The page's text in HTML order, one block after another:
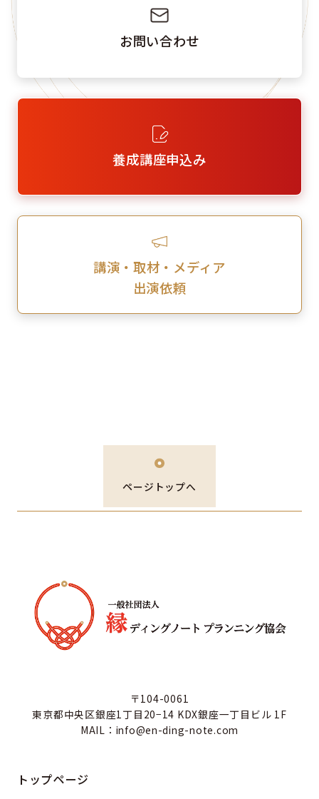
お問い合わせ
養成講座申込み
講演・取材・メディア
出演依頼
ページトップへ
〒104-0061
東京都中央区銀座1丁目20−14 KDX銀座一丁目ビル 1F
MAIL：info@en-ding-note.com
トップページ